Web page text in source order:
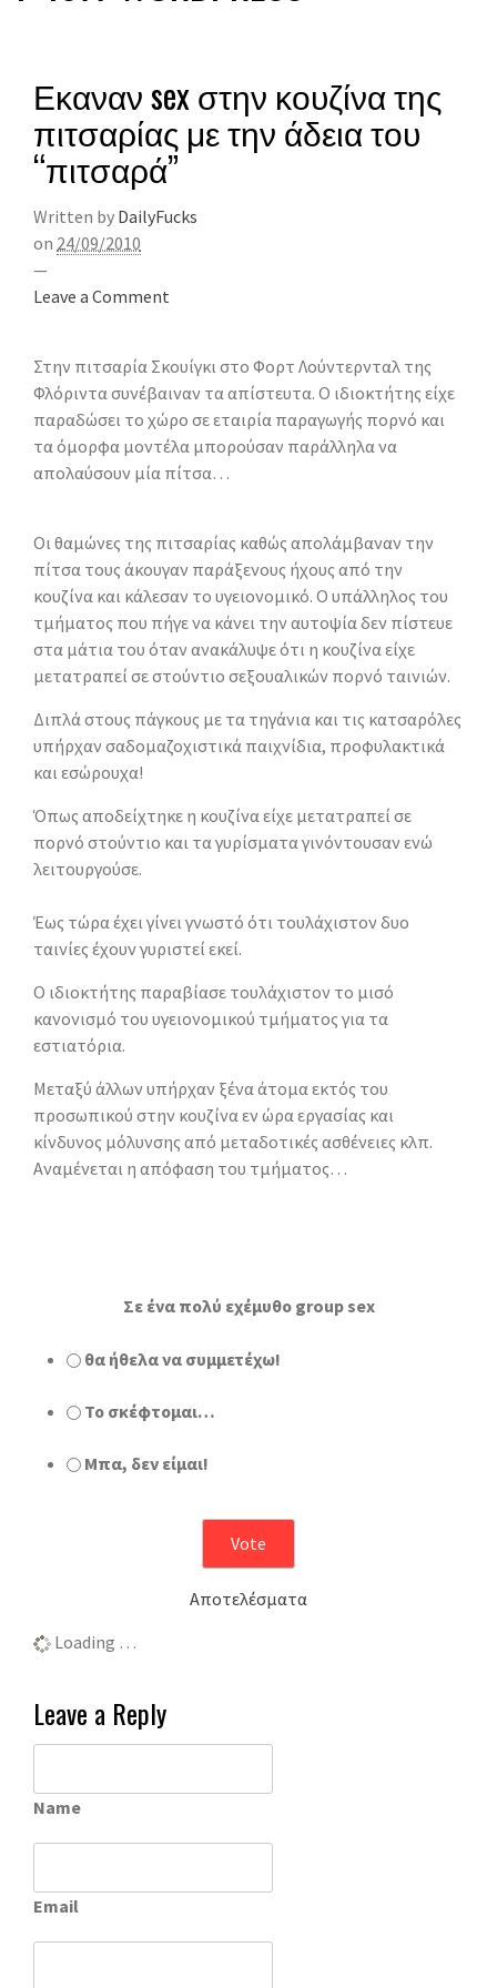
Εκαναν sex στην κουζίνα της
πιτσαρίας με την άδεια του
“πιτσαρά”
Written by DailyFucks
on 24/09/2010
—
Leave a Comment
Στην πιτσαρία Σκουίγκι στο Φορτ Λούντερνταλ της
Φλόριντα συνέβαιναν τα απίστευτα. Ο ιδιοκτήτης είχε
παραδώσει το χώρο σε εταιρία παραγωγής πορνό και
τα όμορφα μοντέλα μπορούσαν παράλληλα να
απολαύσουν μία πίτσα…
Οι θαμώνες της πιτσαρίας καθώς απολάμβαναν την
πίτσα τους άκουγαν παράξενους ήχους από την
κουζίνα και κάλεσαν το υγειονομικό. Ο υπάλληλος του
τμήματος που πήγε να κάνει την αυτοψία δεν πίστευε
στα μάτια του όταν ανακάλυψε ότι η κουζίνα είχε
μετατραπεί σε στούντιο σεξουαλικών πορνό ταινιών.
Διπλά στους πάγκους με τα τηγάνια και τις κατσαρόλες
υπήρχαν σαδομαζοχιστικά παιχνίδια, προφυλακτικά
και εσώρουχα!
Όπως αποδείχτηκε η κουζίνα είχε μετατραπεί σε
πορνό στούντιο και τα γυρίσματα γινόντουσαν ενώ
λειτουργούσε.
Έως τώρα έχει γίνει γνωστό ότι τουλάχιστον δυο
ταινίες έχουν γυριστεί εκεί.
Ο ιδιοκτήτης παραβίασε τουλάχιστον το μισό
κανονισμό του υγειονομικού τμήματος για τα
εστιατόρια.
Μεταξύ άλλων υπήρχαν ξένα άτομα εκτός του
προσωπικού στην κουζίνα εν ώρα εργασίας και
κίνδυνος μόλυνσης από μεταδοτικές ασθένειες κλπ.
Αναμένεται η απόφαση του τμήματος…
Σε ένα πολύ εχέμυθο group sex
θα ήθελα να συμμετέχω!
Το σκέφτομαι…
Μπα, δεν είμαι!
Αποτελέσματα
Loading …
Leave a Reply
Name
Email